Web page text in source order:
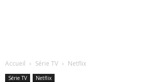
Accueil Série TV Netflix
Série TV Netflix